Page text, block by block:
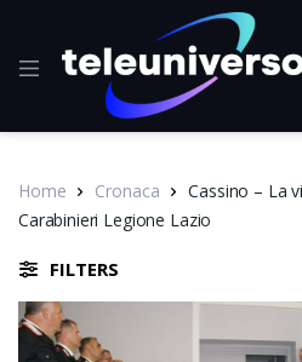
Home Cronaca
Cassino – La
Carabinieri Legione Lazio
FILTERS